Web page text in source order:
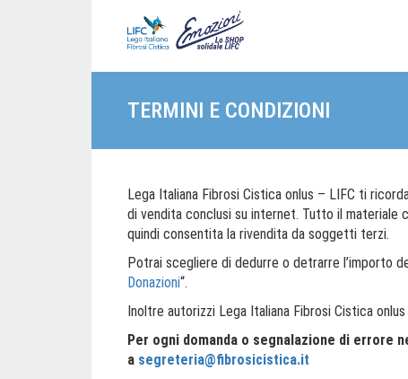
TERMINI E CONDIZIONI
Lega Italiana Fibrosi Cistica onlus – LIFC ti
di vendita conclusi su internet. Tutto il materiale
quindi consentita la rivendita da soggetti terzi.
Potrai scegliere di dedurre o detrarre l’importo
Donazioni“.
Inoltre autorizzi Lega Italiana Fibrosi Cistica
Per ogni domanda o segnalazione di errore
a segreteria@fibrosicistica.it